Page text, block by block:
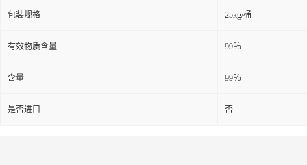
包装规格 25kg/桶
有效物质含量 99％
含量 99％
是否进口 否